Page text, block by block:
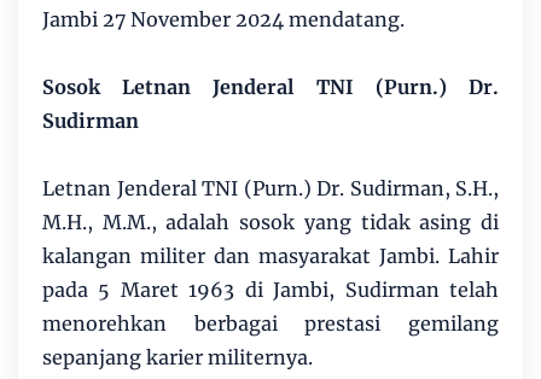
Jambi 27 November 2024 mendatang.
Sosok Letnan Jenderal TNI (Purn.) Dr.
Sudirman
Letnan Jenderal TNI (Purn.) Dr. Sudirman, S.H.,
M.H., M.M., adalah sosok yang tidak asing di
kalangan militer dan masyarakat Jambi. Lahir
pada 5 Maret 1963 di Jambi, Sudirman telah
menorehkan berbagai prestasi gemilang
sepanjang karier militernya.